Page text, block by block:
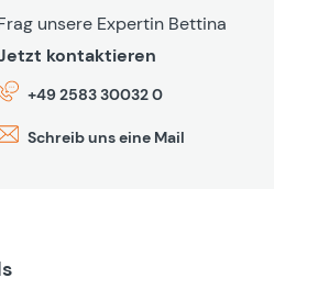
unsere Expertin Bettina
kontaktieren
+49 2583 30032 0
Schreib uns eine Mail